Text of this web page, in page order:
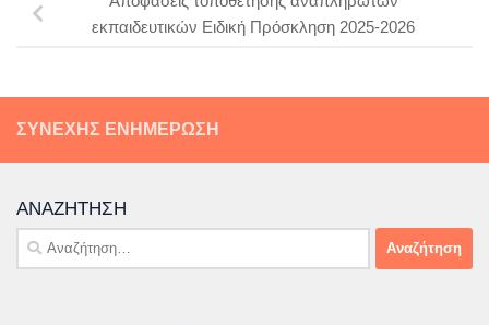
εκπαιδευτικών Ειδική Πρόσκληση 2025-2026
ΣΥΝΕΧΉΣ ΕΝΗΜΈΡΩΣΗ
ΑΝΑΖΉΤΗΣΗ
Αναζήτηση
για: